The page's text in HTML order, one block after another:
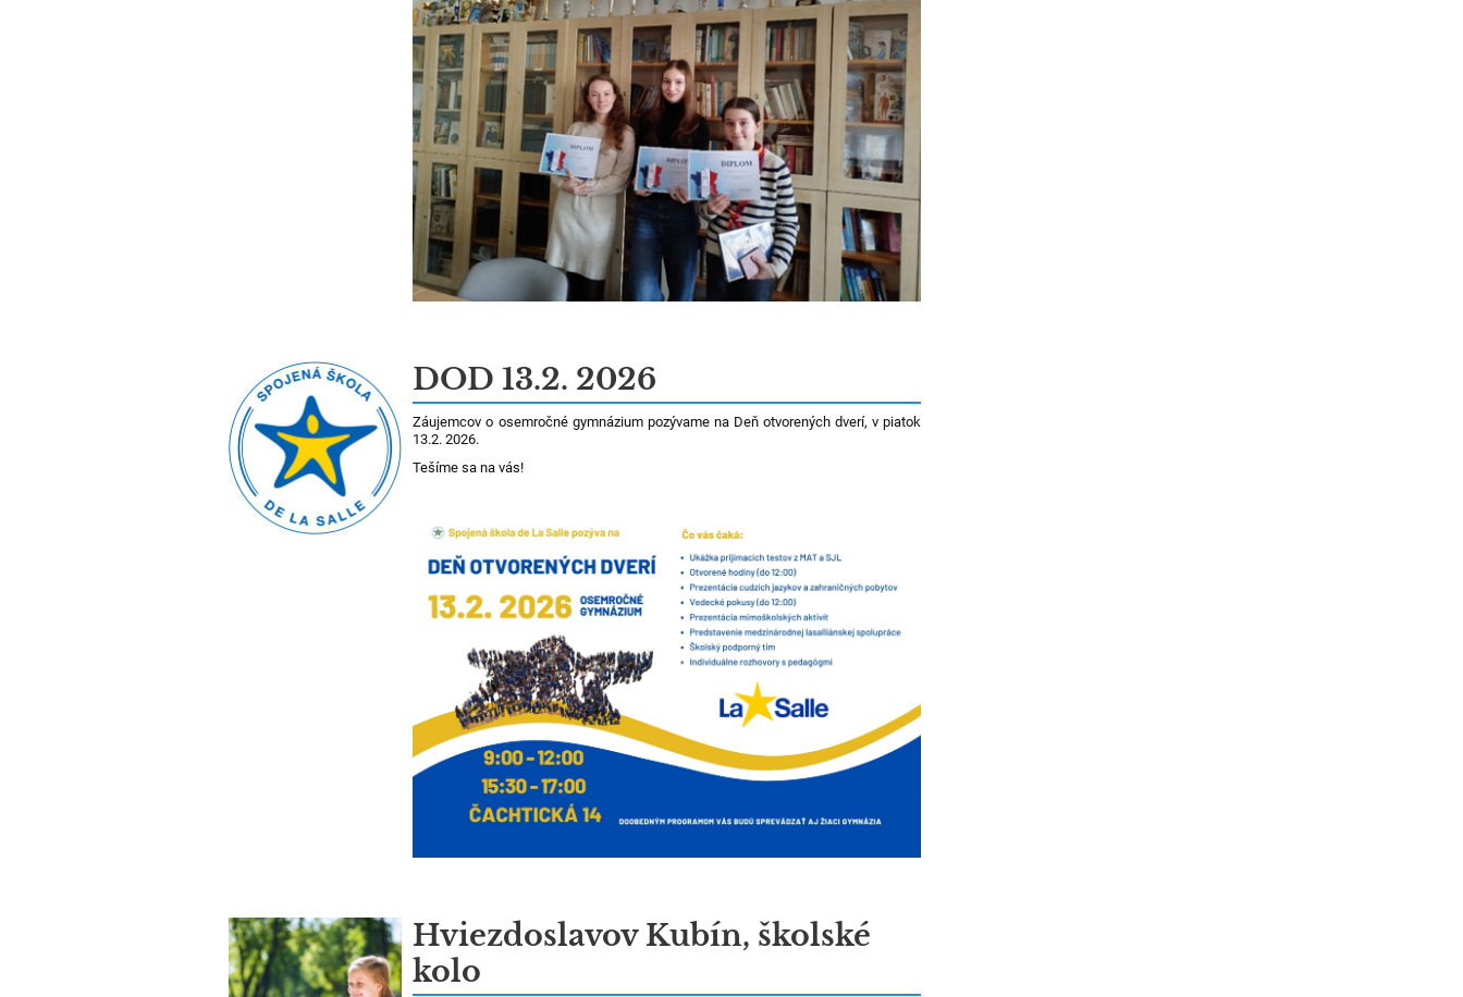
DOD 13.2. 2026
Záujemcov o osemročné gymnázium pozývame na Deň otvorených dverí, v piatok
13.2. 2026.
Tešíme sa na vás!
Hviezdoslavov Kubín, školské
kolo